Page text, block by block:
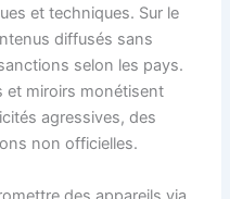
et techniques. Sur le
diffusés sans
selon les pays.
et miroirs monétisent
agressives, des
non officielles.